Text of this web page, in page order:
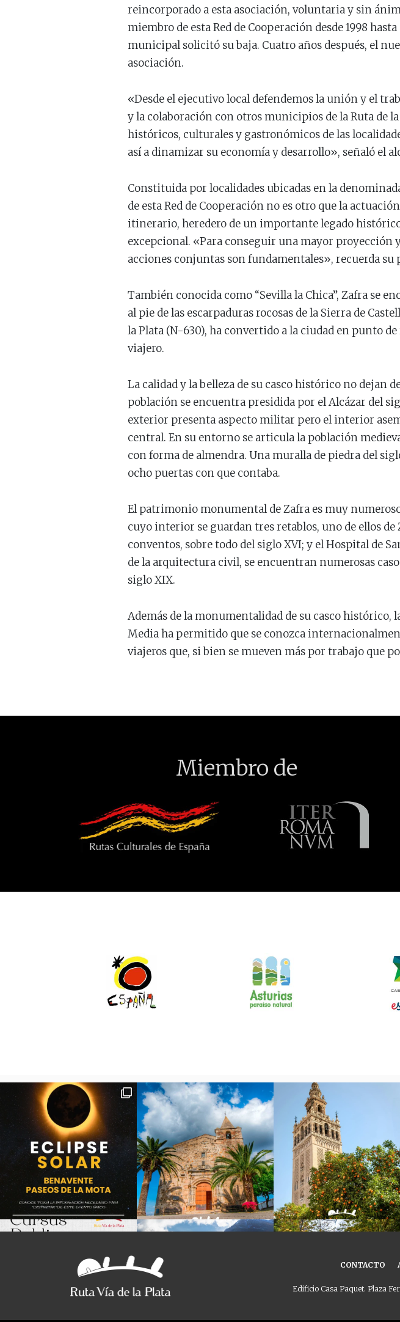
reincorporado a esta asociación, voluntaria y sin
miembro de esta Red de Cooperación desde 1998
municipal solicitó su baja. Cuatro años después, el
asociación.
«Desde el ejecutivo local defendemos la unión y el
y la colaboración con otros municipios de la Ruta de
históricos, culturales y gastronómicos de las
así a dinamizar su economía y desarrollo», señaló el
Constituida por localidades ubicadas en la
de esta Red de Cooperación no es otro que la
itinerario, heredero de un importante legado
excepcional. «Para conseguir una mayor
acciones conjuntas son fundamentales», recuerda
También conocida como “Sevilla la Chica”, Zafra se
al pie de las escarpaduras rocosas de la Sierra de
la Plata (N-630), ha convertido a la ciudad en punto
viajero.
La calidad y la belleza de su casco histórico no dejan
población se encuentra presidida por el Alcázar del
exterior presenta aspecto militar pero el interior
central. En su entorno se articula la población
con forma de almendra. Una muralla de piedra del
ocho puertas con que contaba.
El patrimonio monumental de Zafra es muy
cuyo interior se guardan tres retablos, uno de ellos
conventos, sobre todo del siglo XVI; y el Hospital de
de la arquitectura civil, se encuentran numerosas
siglo XIX.
Además de la monumentalidad de su casco histórico,
Media ha permitido que se conozca
viajeros que, si bien se mueven más por trabajo que
Miembro de
CONTACTO
Edificio Casa Paquet. Plaza